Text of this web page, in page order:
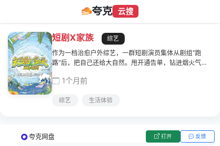
夸克 云搜
短剧X家族
综艺
作为一档治愈户外综艺，一群短剧演员集体从剧组"跑
路"后，把自己还给大自然。甩开通告单，钻进烟火气，
由与治愈。
1个月前
综艺 生活体验
夸克网盘 打开 反馈